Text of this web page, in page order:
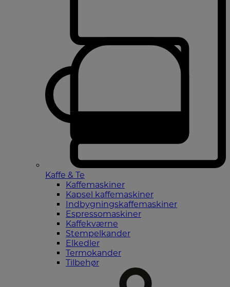
Kaffe & Te
Kaffemaskiner
Kapsel kaffemaskiner
Indbygningskaffemaskiner
Espressomaskiner
Kaffekværne
Stempelkander
Elkedler
Termokander
Tilbehør